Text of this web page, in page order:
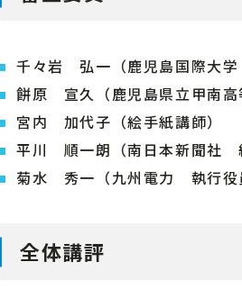
千々岩 弘一（鹿児島国際大学
餅原 宣久（鹿児島県立甲南高
宮内 加代子（絵手紙講師）
平川 順一朗（南日本新聞社
菊水 秀一（九州電力 執行役
全体講評